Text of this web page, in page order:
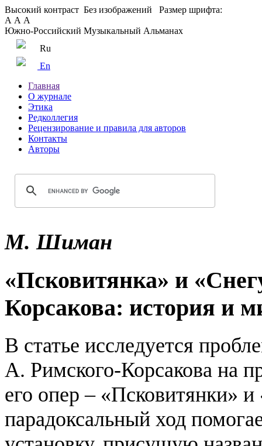
Высокий контраст Без изображений
Размер шрифта:
А А А
Южно-Российский Музыкальный Альманах
Ru
En
Главная
О журнале
Этика
Редколлегия
Рецензирование и правила для авторов
Контакты
Авторы
М. Шиман
«Псковитянка» и
Корсакова: история и
В статье исследуется
А. Римского-Корсакова на
его опер – «Псковитянки»
парадоксальный ход